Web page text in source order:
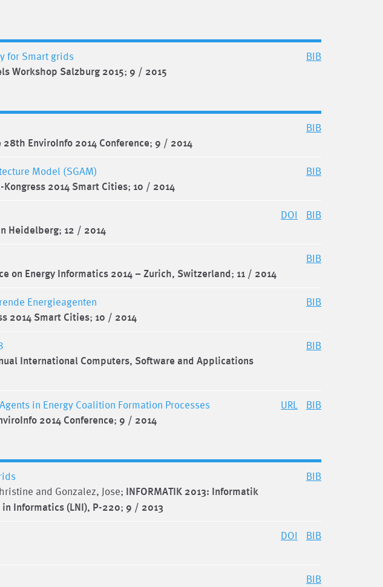
for Smart grids
Workshop Salzburg 2015; 9 / 2015
BIB
EnviroInfo 2014 Conference; 9 / 2014
BIB
Model (SGAM)
Kongress 2014 Smart Cities; 10 / 2014
BIB
Heidelberg; 12 / 2014
DOI BIB
on Energy Informatics 2014 – Zurich, Switzerland; 11 / 2014
BIB
Energieagenten
2014 Smart Cities; 10 / 2014
BIB
International Computers, Software and Applications
BIB
in Energy Coalition Formation Processes
2014 Conference; 9 / 2014
URL BIB
and Gonzalez, Jose; INFORMATIK 2013: Informatik
Informatics (LNI), P-220; 9 / 2013
BIB
DOI BIB
BIB